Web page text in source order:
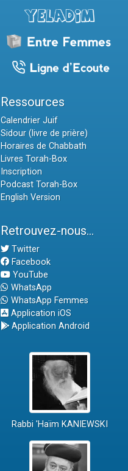
Ressources
Calendrier Juif
Sidour (livre de prière)
Horaires de Chabbath
Livres Torah-Box
Inscription
Podcast Torah-Box
English Version
Retrouvez-nous...
Twitter
Facebook
YouTube
WhatsApp
WhatsApp Femmes
Application iOS
Application Android
Rabbi 'Haïm KANIEWSKI